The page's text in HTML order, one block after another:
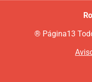
® Página13